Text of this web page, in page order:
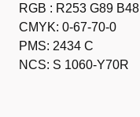
RGB : R253 G89 B48
CMYK: 0-67-70-0
PMS: 2434 C
NCS: S 1060-Y70R